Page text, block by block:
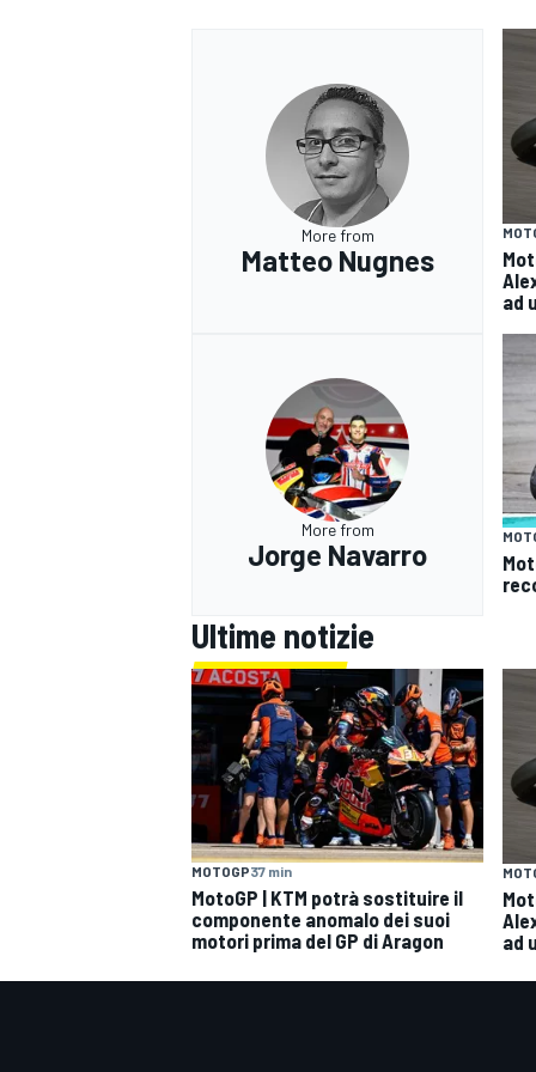
MONOMARCA
More from
Matteo Nugnes
ad
More from
Jorge Navarro
Ultime notizie
MOTOGP37 min
MotoGP | KTM potrà sostituire il
componente anomalo dei suoi
motori prima del GP di Aragon
ad